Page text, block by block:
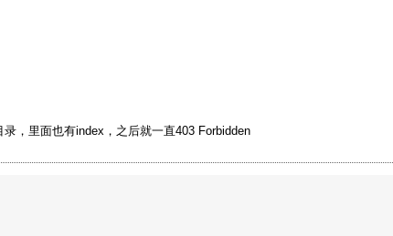
，里面也有index，之后就一直403 Forbidden